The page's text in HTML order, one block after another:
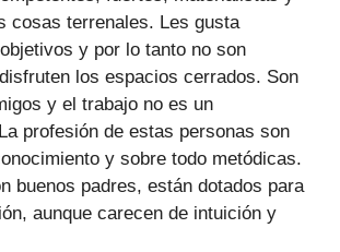
cosas terrenales. Les gusta
y por lo tanto no son
los espacios cerrados. Son
y el trabajo no es un
profesión de estas personas son
y sobre todo metódicas.
buenos padres, están dotados para
aunque carecen de intuición y